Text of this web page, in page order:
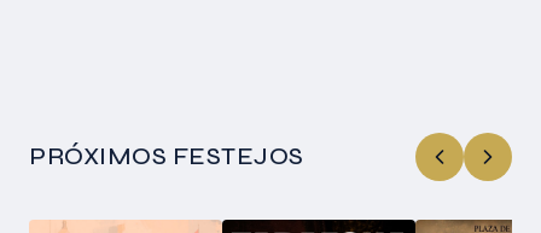
PRÓXIMOS FESTEJOS